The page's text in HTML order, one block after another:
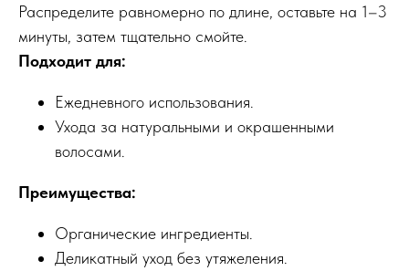
Распределите равномерно по длине, оставьте на 1–3
минуты, затем тщательно смойте.
Подходит для:
Ежедневного использования.
Ухода за натуральными и окрашенными
волосами.
Преимущества:
Органические ингредиенты.
Деликатный уход без утяжеления.
Введите ваше имя
Подпишитесь на нашу e-mail рассылку,
Блог
О компании
8(800)222 92-68 8 (925)090-68-08
и общим вопросам
telegram-канал